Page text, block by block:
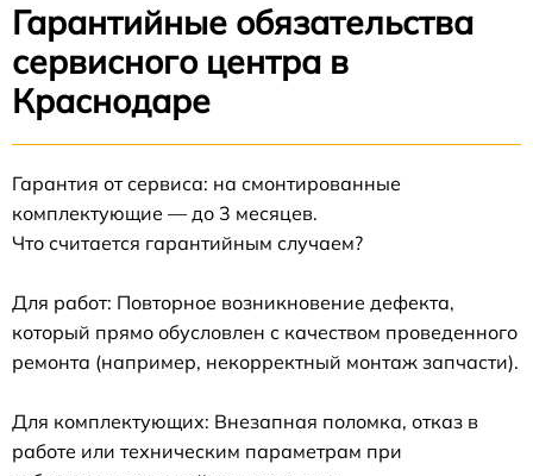
Гарантийные обязательства
сервисного центра в
Краснодаре
Гарантия от сервиса: на смонтированные
комплектующие — до 3 месяцев.
Что считается гарантийным случаем?
Для работ: Повторное возникновение дефекта,
который прямо обусловлен с качеством проведенного
ремонта (например, некорректный монтаж запчасти).
Для комплектующих: Внезапная поломка, отказ в
работе или техническим параметрам при